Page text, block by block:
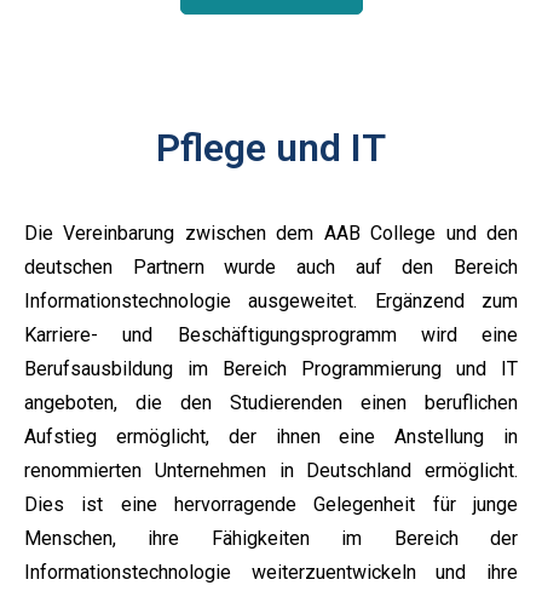
Pflege und IT
Die Vereinbarung zwischen dem AAB College und den
deutschen Partnern wurde auch auf den Bereich
Informationstechnologie ausgeweitet. Ergänzend zum
Karriere- und Beschäftigungsprogramm wird eine
Berufsausbildung im Bereich Programmierung und IT
angeboten, die den Studierenden einen beruflichen
Aufstieg ermöglicht, der ihnen eine Anstellung in
renommierten Unternehmen in Deutschland ermöglicht.
Dies ist eine hervorragende Gelegenheit für junge
Menschen, ihre Fähigkeiten im Bereich der
Informationstechnologie weiterzuentwickeln und ihre